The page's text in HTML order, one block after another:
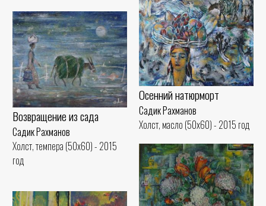
Осенний натюрморт
Садик Рахманов
Холст, масло (50x60) - 2015 год
Возвращение из сада
Садик Рахманов
Холст, темпера (50x60) - 2015
год